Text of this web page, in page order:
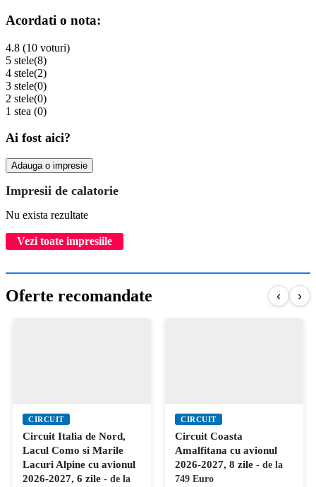
Acordati o nota:
4.8 (10 voturi)
5 stele(8)
4 stele(2)
3 stele(0)
2 stele(0)
1 stea (0)
Ai fost aici?
Adauga o impresie
Impresii de calatorie
Nu exista rezultate
Vezi toate impresiile
Oferte recomandate ‹ ›
CIRCUIT
Circuit Italia de Nord,
Lacul Como si Marile
Lacuri Alpine cu avionul
2026-2027, 6 zile - de la
CIRCUIT
Circuit Coasta
Amalfitana cu avionul
2026-2027, 8 zile - de la
749 Euro